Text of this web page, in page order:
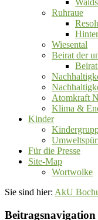
Ruhraue
Wiesental
Beirat der
Atomkraft
Klima &
Kinder
Für die Presse
Site-Map
Wortwolke
Sie sind hier: AkU
Beitragsnavigation